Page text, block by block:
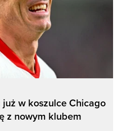
w koszulce Chicago
z nowym klubem